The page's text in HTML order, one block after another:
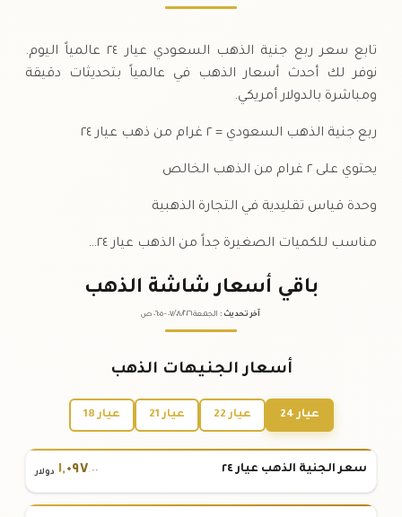
تابع سعر ربع جنية الذهب السعودي عيار ٢٤ عالمياً اليوم.
نوفر لك أحدث أسعار الذهب في عالمياً بتحديثات دقيقة
ومباشرة بالدولار أمريكي.
ربع جنية الذهب السعودي = ٢ غرام من ذهب عيار ٢٤
يحتوي على ٢ غرام من الذهب الخالص
وحدة قياس تقليدية في التجارة الذهبية
مناسب للكميات الصغيرة جداً من الذهب عيار ٢٤…
باقي أسعار شاشة الذهب
آخر تحديث : الجمعة ٠٧ /٠٨/٢٠٢٦ - ٠٦:٠٥ ص
أسعار الجنيهات الذهب
عيار 24 عيار 22 عيار 21 عيار 18
سعر الجنية الذهب عيار ٢٤ ١,٠٩٧.٠٠ دولار